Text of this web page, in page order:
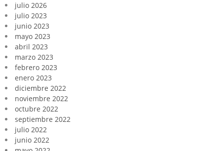
julio 2026
julio 2023
junio 2023
mayo 2023
abril 2023
marzo 2023
febrero 2023
enero 2023
diciembre 2022
noviembre 2022
octubre 2022
septiembre 2022
julio 2022
junio 2022